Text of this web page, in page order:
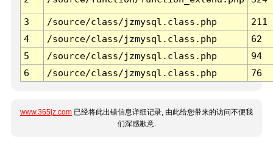
3 /source/class/jzmysql.class.php
211
4
/source/class/jzmysql.class.php
62
5
/source/class/jzmysql.class.php
94
6
/source/class/jzmysql.class.php 76
www.365jz.com 已经将此出错信息详细记录, 由此给您带来的访问不便我
们深感歉意.